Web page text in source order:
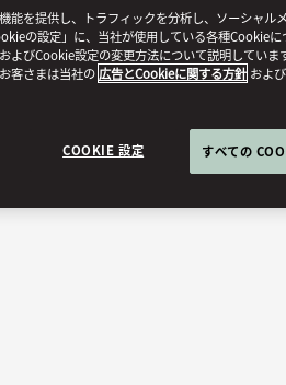
能を提供し、トラフィックを分析し、ソーシャル
の設定」に、当社が使用している各種Cookie
よびCookie設定の変更方法について説明してい
客さまは当社の広告とCookieに関する方針 および
COOKIE 設定 すべての